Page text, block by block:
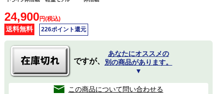
24,900円(税込)
送料無料 226ポイント還元
ですが、
あなたにオススメの
別の商品があります。
▼
この商品について問い合わせる